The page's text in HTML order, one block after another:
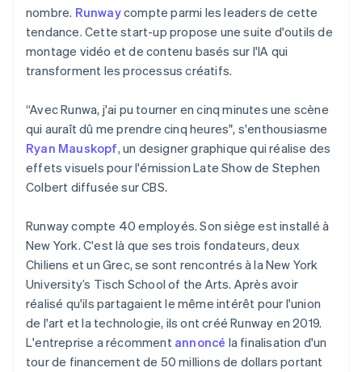
Atlas
Constitution d'une entreprise
Climate
Élimination du carbone
Vérification de l'identité
l’IA.
Regarder
Commerce de détail
Écosystème
Partenaires
Stripe App Marketplace
État des API
nombre. Runwaycompte parmi les leaders de cette
tendance. Cette start-up propose une suite d'outils de
montage vidéo et de contenu basés sur l'IA qui
transforment les processus créatifs.
“Avec Runwa, j'ai pu tourner en cinq minutes une scène
qui auraît dû me prendre cinq heures", s'enthousiasme
Ryan Mauskopf, un designer graphique qui réalise des
effets visuels pour l'émission Late Show de Stephen
Colbert diffusée sur CBS.
Runway compte 40 employés. Son siège est installé à
New York. C'est là que ses trois fondateurs, deux
Chiliens et un Grec, se sont rencontrés à la New York
University’s Tisch School of the Arts. Après avoir
réalisé qu'ils partagaient le même intérêt pour l'union
de l'art et la technologie, ils ont créé Runway en 2019.
L'entreprise a récomment annoncé la finalisation d'un
tour de financement de 50 millions de dollars portant